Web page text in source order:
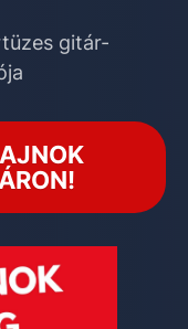
gitár-